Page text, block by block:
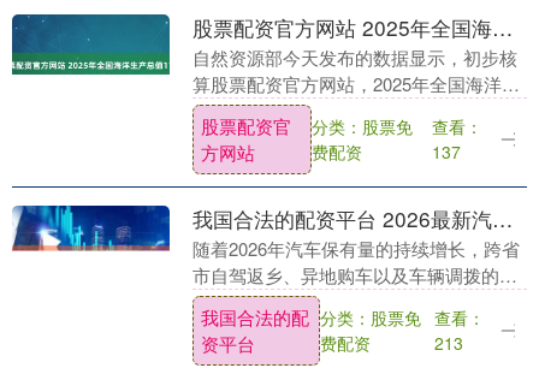
股票配资官方网站 2025年全国海洋生产总值110180亿元，同比增长5.5%
自然资源部今天发布的数据显示，初步核
算股票配资官方网站，2025年全国海洋生
产总值110180亿元，比上年增长5.5%，占
国内生产总值比重为7.9%，比上年高0....
股票配资官
方网站
分类：股票免
费配资
查看：
137
我国合法的配资平台 2026最新汽车托运收费标准，哪家便宜实惠？十大靠谱托运公司排行榜单参考
随着2026年汽车保有量的持续增长，跨省
市自驾返乡、异地购车以及车辆调拨的需
求日益旺盛。面对市场上琳琅满目的物流
服务商，车主们最关心的莫过于“收费标
准”与“性价....
我国合法的配
资平台
分类：股票免
费配资
查看：
213